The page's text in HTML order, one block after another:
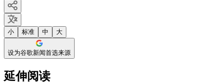
小 标准 中 大
设为谷歌新闻首选来源
延伸阅读